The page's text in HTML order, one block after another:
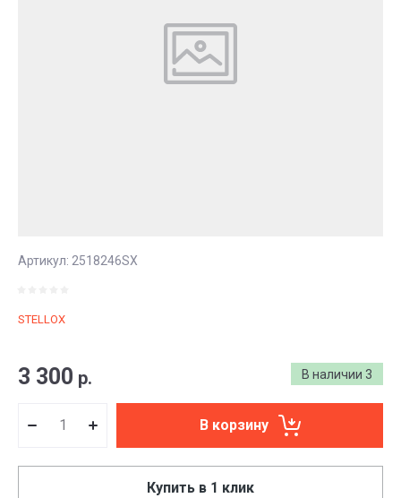
Артикул: 2518246SX
STELLOX
В наличии 3
3 300 р.
В корзину
Купить в 1 клик